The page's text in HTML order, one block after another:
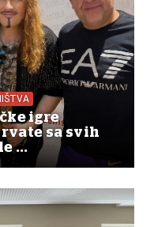
igre
sa svih
...